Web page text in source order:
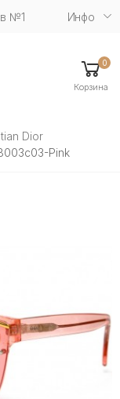
№1 Инфо
0
Корзина
Dior
Pink